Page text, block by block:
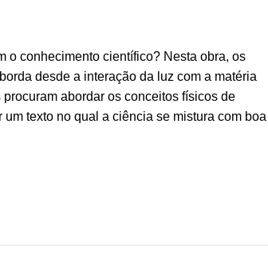
o conhecimento científico? Nesta obra, os
desde a interação da luz com a matéria
abordar os conceitos físicos de
texto no qual a ciência se mistura com boa